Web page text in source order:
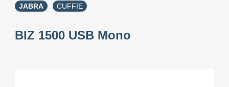
JABRA CUFFIE
BIZ 1500 USB Mono